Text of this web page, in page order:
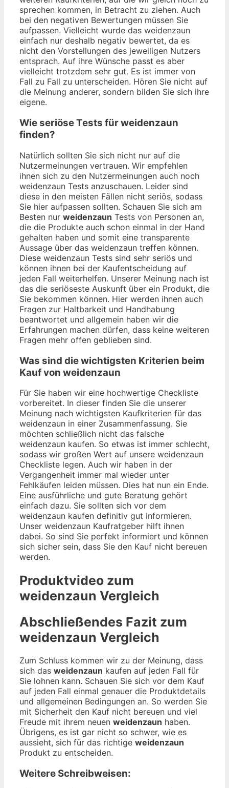
sprechen kommen, in Betracht zu ziehen. Auch
bei den negativen Bewertungen müssen Sie
aufpassen. Vielleicht wurde das weidenzaun
einfach nur deshalb negativ bewertet, da es
nicht den Vorstellungen des jeweiligen Nutzers
entsprach. Auf ihre Wünsche passt es aber
vielleicht trotzdem sehr gut. Es ist immer von
Fall zu Fall zu unterscheiden. Hören Sie nicht auf
die Meinung anderer, sondern bilden Sie sich ihre
eigene.
Wie seriöse Tests für weidenzaun
finden?
Natürlich sollten Sie sich nicht nur auf die
Nutzermeinungen vertrauen. Wir empfehlen
ihnen sich zu den Nutzermeinungen auch noch
weidenzaun Tests anzuschauen. Leider sind
diese in den meisten Fällen nicht seriös, sodass
Sie hier aufpassen sollten. Schauen Sie sich am
Besten nur weidenzaun Tests von Personen an,
die die Produkte auch schon einmal in der Hand
gehalten haben und somit eine transparente
Aussage über das weidenzaun treffen können.
Diese weidenzaun Tests sind sehr seriös und
können ihnen bei der Kaufentscheidung auf
jeden Fall weiterhelfen. Unserer Meinung nach ist
das die seriöseste Auskunft über ein Produkt, die
Sie bekommen können. Hier werden ihnen auch
Fragen zur Haltbarkeit und Handhabung
beantwortet und allgemein haben wir die
Erfahrungen machen dürfen, dass keine weiteren
Fragen mehr offen geblieben sind.
Was sind die wichtigsten Kriterien beim
Kauf von weidenzaun
Für Sie haben wir eine hochwertige Checkliste
vorbereitet. In dieser finden Sie die unserer
Meinung nach wichtigsten Kaufkriterien für das
weidenzaun in einer Zusammenfassung. Sie
möchten schließlich nicht das falsche
weidenzaun kaufen. So etwas ist immer schlecht,
sodass wir großen Wert auf unsere weidenzaun
Checkliste legen. Auch wir haben in der
Vergangenheit immer mal wieder unter
Fehlkäufen leiden müssen. Dies hat nun ein Ende.
Eine ausführliche und gute Beratung gehört
einfach dazu. Sie sollten sich vor dem
weidenzaun kaufen definitiv gut informieren.
Unser weidenzaun Kaufratgeber hilft ihnen
dabei. So sind Sie perfekt informiert und können
sich sicher sein, dass Sie den Kauf nicht bereuen
werden.
Produktvideo zum
weidenzaun Vergleich
Abschließendes Fazit zum
weidenzaun Vergleich
Zum Schluss kommen wir zu der Meinung, dass
sich das weidenzaun kaufen auf jeden Fall für
Sie lohnen kann. Schauen Sie sich vor dem Kauf
auf jeden Fall einmal genauer die Produktdetails
und allgemeinen Bedingungen an. So werden Sie
mit Sicherheit den Kauf nicht bereuen und viel
Freude mit ihrem neuen weidenzaun haben.
Übrigens, es ist gar nicht so schwer, wie es
aussieht, sich für das richtige weidenzaun
Produkt zu entscheiden.
Weitere Schreibweisen: